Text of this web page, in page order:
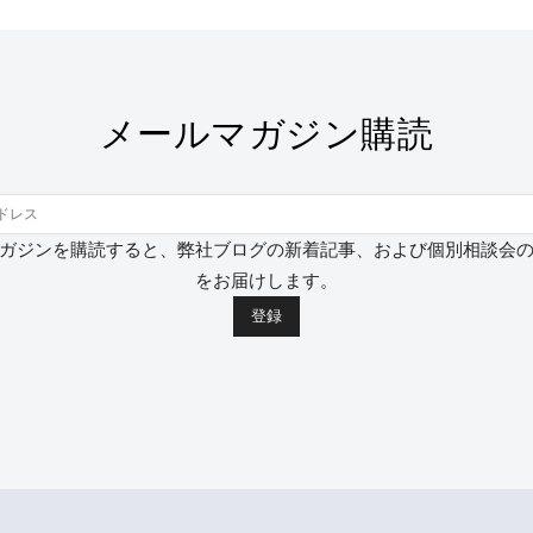
メールマガジン購読
ジンを購読すると、弊社ブログの新着記事、および個別相談会
をお届けします。